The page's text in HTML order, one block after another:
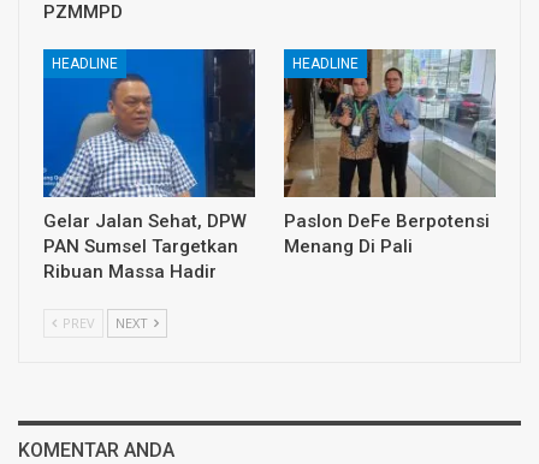
PZMMPD
HEADLINE
Gelar Jalan Sehat, DPW
PAN Sumsel Targetkan
Ribuan Massa Hadir
HEADLINE
Paslon DeFe Berpotensi
Menang Di Pali
PREV NEXT
KOMENTAR ANDA